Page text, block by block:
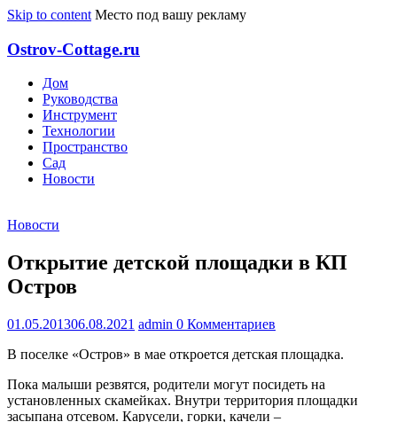
Skip to content Место под вашу рекламу
Ostrov-Cottage.ru
Дом
Руководства
Инструмент
Технологии
Пространство
Сад
Новости
Новости
Открытие детской площадки в КП
Остров
01.05.201306.08.2021 admin 0 Комментариев
В поселке «Остров» в мае откроется детская площадка.
Пока малыши резвятся, родители могут посидеть на
установленных скамейках. Внутри территория площадки
засыпана отсевом. Карусели, горки, качели –